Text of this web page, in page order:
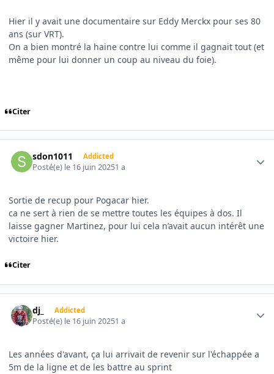
Hier il y avait une documentaire sur Eddy Merckx pour ses 80
ans (sur VRT).
On a bien montré la haine contre lui comme il gagnait tout (et
même pour lui donner un coup au niveau du foie).
Citer
sdon1011 Addicted
Posté(e) le 16 juin 20251 a
Sortie de recup pour Pogacar hier.
ca ne sert à rien de se mettre toutes les équipes à dos. Il
laisse gagner Martinez, pour lui cela n’avait aucun intérêt une
victoire hier.
Citer
dj_ Addicted
Posté(e) le 16 juin 20251 a
Les années d'avant, ça lui arrivait de revenir sur l'échappée a
5m de la ligne et de les battre au sprint